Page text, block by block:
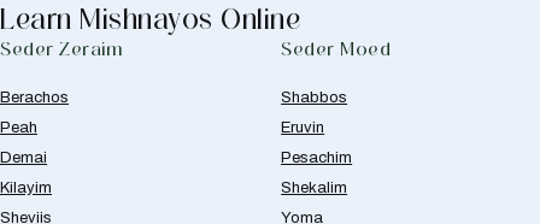
Learn Mishnayos Online
Seder Zeraim
Berachos
Peah
Demai
Kilayim
Sheviis
Seder Moed
Shabbos
Eruvin
Pesachim
Shekalim
Yoma